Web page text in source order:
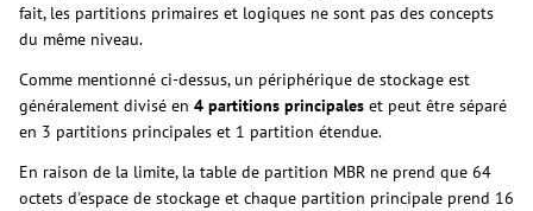
fait, les partitions primaires et logiques ne sont pas des concepts
du même niveau.
Comme mentionné ci-dessus, un périphérique de stockage est
généralement divisé en 4 partitions principales et peut être séparé
en 3 partitions principales et 1 partition étendue.
En raison de la limite, la table de partition MBR ne prend que 64
octets d'espace de stockage et chaque partition principale prend 16